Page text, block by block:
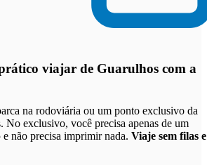
viajar de Guarulhos com a
na rodoviária ou um ponto exclusivo da
No exclusivo, você precisa apenas de um
não precisa imprimir nada. Viaje sem filas e